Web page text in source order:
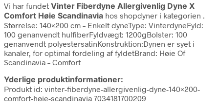
Vi har fundet Vinter Fiberdyne Allergivenlig Dyne X
Comfort Høie Scandinavia hos shopdyner i kategorien .
Størrelse: 140×200 cm – Enkelt dyneType: VinterdyneFyld:
100 genanvendt hulfiberFyldvægt: 1200gBolster: 100
genanvendt polyestersatinKonstruktion:Dynen er syet i
kanaler, for optimal fordeling af fyldetBrand: Høie Of
Scandinavia – Comfort
Yderlige produktinformationer:
Produkt id: vinter-fiberdyne-allergivenlig-dyne-140×200-
comfort-høie-scandinavia 7034181700209